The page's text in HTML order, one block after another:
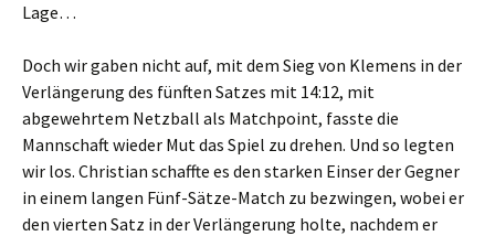
Lage…
Doch wir gaben nicht auf, mit dem Sieg von Klemens in der
Verlängerung des fünften Satzes mit 14:12, mit
abgewehrtem Netzball als Matchpoint, fasste die
Mannschaft wieder Mut das Spiel zu drehen. Und so legten
wir los. Christian schaffte es den starken Einser der Gegner
in einem langen Fünf-Sätze-Match zu bezwingen, wobei er
den vierten Satz in der Verlängerung holte, nachdem er